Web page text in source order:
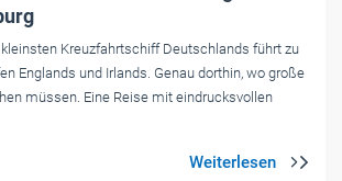
Kreuzfahrtschiff Deutschlands führt zu
Englands und Irlands. Genau dorthin, wo große
müssen. Eine Reise mit eindrucksvollen